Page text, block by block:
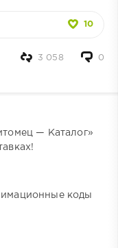
10
0
3 058
— Каталог»
коды